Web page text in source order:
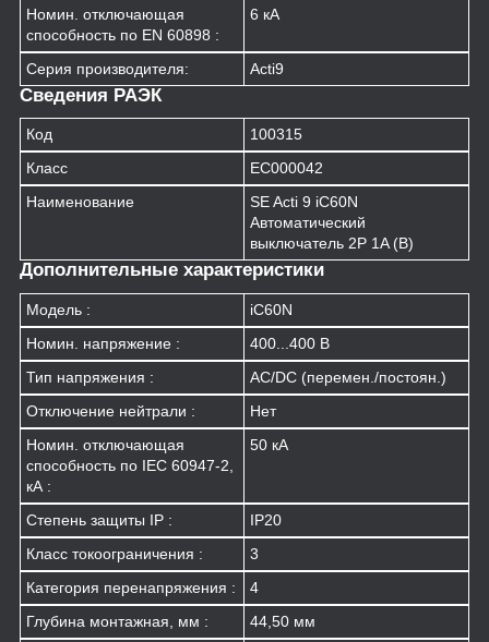
Номин. отключающая
способность по EN 60898 :
6 кА
Серия производителя: Acti9
Сведения РАЭК
Код
100315
Класс
EC000042
Наименование
SE Acti 9 iC60N
Автоматический
выключатель 2P 1A (B)
Дополнительные характеристики
Модель :
iC60N
Номин. напряжение :
400...400 В
Тип напряжения :
AC/DC (перемен./постоян.)
Отключение нейтрали :
Нет
Номин. отключающая
способность по IEC 60947-2,
кА :
50 кА
Степень защиты IP :
IP20
Класс токоограничения :
3
Категория перенапряжения :
4
Глубина монтажная, мм :
44,50 мм